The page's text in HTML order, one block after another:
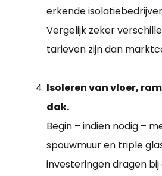
erkende
Vergelijk zeker
tarieven zijn dan
Isoleren van vloer,
dak.
Begin – indien nodig –
spouwmuur en triple
investeringen dragen